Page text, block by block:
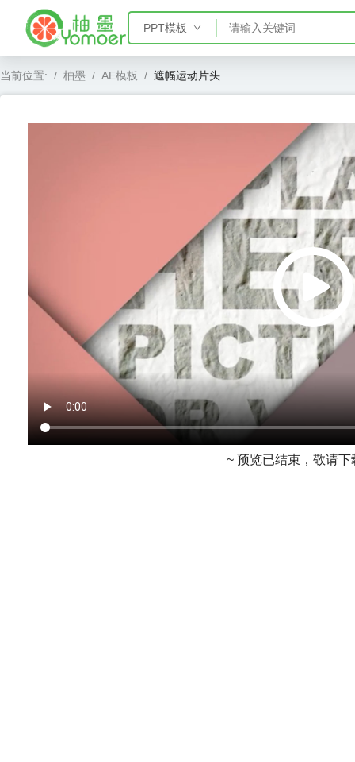
PPT模板
当前位置: / 柚墨 / AE模板 / 遮幅运动片头
~ 预览已结束，敬请下